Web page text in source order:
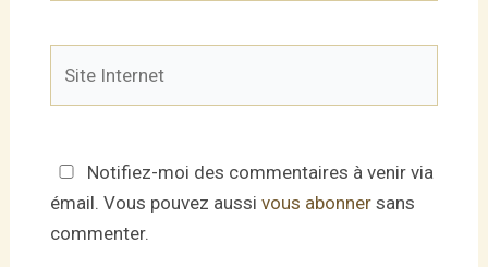
Notifiez-moi des commentaires à venir via
émail. Vous pouvez aussi vous abonnersans
commenter.